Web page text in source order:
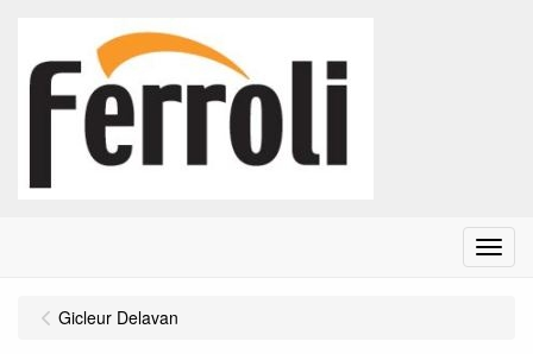
Menu
Gicleur Delavan